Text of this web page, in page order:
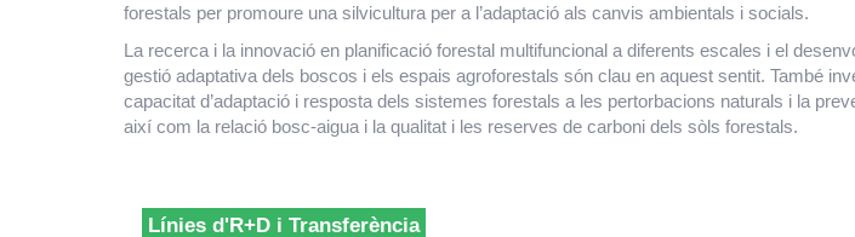
forestals per promoure una silvicultura per a l’adaptació als canvis ambientals i socials.
La recerca i la innovació en planificació forestal multifuncional a diferents escales i el
gestió adaptativa dels boscos i els espais agroforestals són clau en aquest sentit. També
capacitat d’adaptació i resposta dels sistemes forestals a les pertorbacions naturals i la
així com la relació bosc-aigua i la qualitat i les reserves de carboni dels sòls forestals.
Línies d'R+D i Transferència